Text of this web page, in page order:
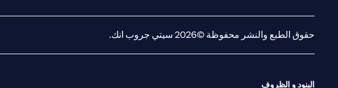
حقوق الطبع والنشر محفوظة ©2026 سيتي جروب انك.
البنود و الظروف